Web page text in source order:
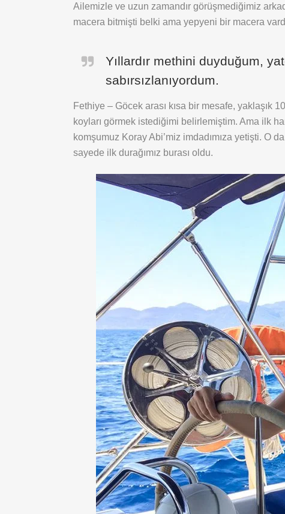
Ailemizle ve uzun zamandır görüşmediğimiz
macera bitmişti belki ama yepyeni bir macera
Yıllardır methini duyduğum,
sabırsızlanıyordum.
Fethiye – Göcek arası kısa bir mesafe, yaklaşık
koyları görmek istediğimi belirlemiştim. Ama ilk
komşumuz Koray Abi’miz imdadımıza yetişti. O
sayede ilk durağımız burası oldu.